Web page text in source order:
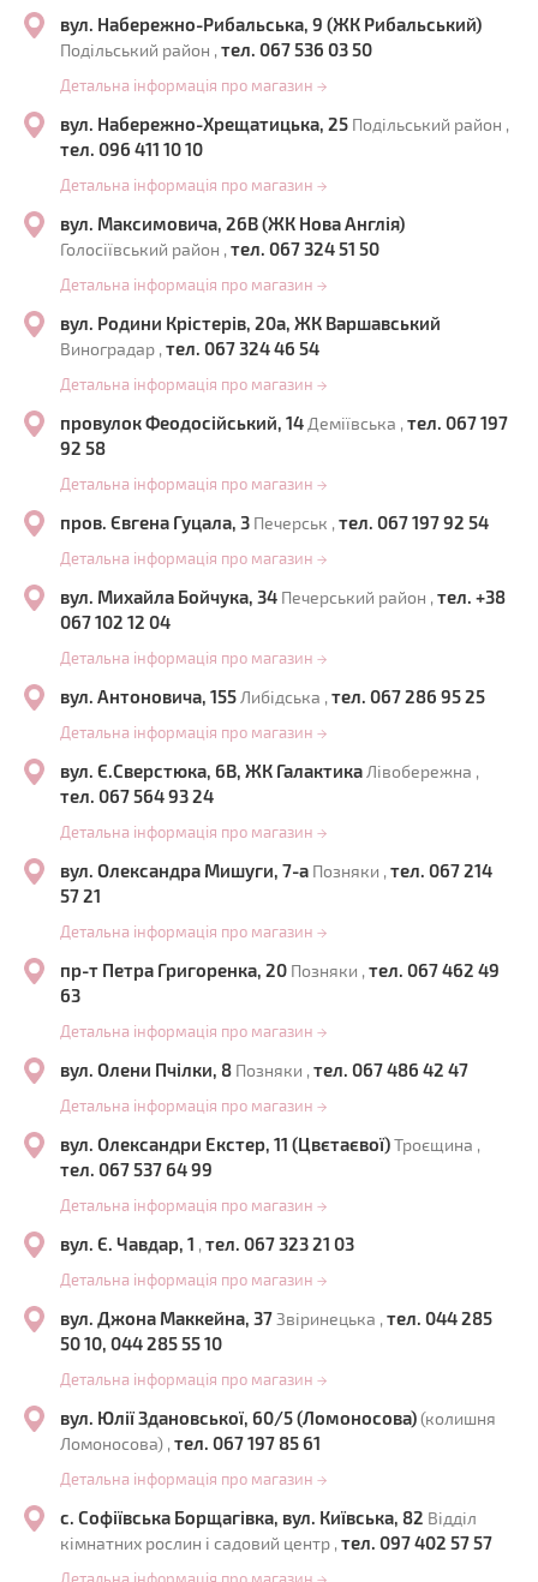
вул. Набережно-Рибальська, 9 (ЖК Рибальський)
Подільський район , тел. 067 536 03 50
Детальна інформація про магазин →
вул. Набережно-Хрещатицька, 25 Подільський район ,
тел. 096 411 10 10
Детальна інформація про магазин →
вул. Максимовича, 26В (ЖК Нова Англія)
Голосіївський район , тел. 067 324 51 50
Детальна інформація про магазин →
вул. Родини Крістерів, 20а, ЖК Варшавський
Виноградар , тел. 067 324 46 54
Детальна інформація про магазин →
провулок Феодосійський, 14 Деміївська , тел. 067 197
92 58
Детальна інформація про магазин →
пров. Євгена Гуцала, 3 Печерськ , тел. 067 197 92 54
Детальна інформація про магазин →
вул. Михайла Бойчука, 34 Печерський район , тел. +38
067 102 12 04
Детальна інформація про магазин →
вул. Антоновича, 155Либідська , тел. 067 286 95 25
Детальна інформація про магазин →
вул. Є.Сверстюка, 6В, ЖК ГалактикаЛівобережна ,
тел. 067 564 93 24
Детальна інформація про магазин →
вул. Олександра Мишуги, 7-а Позняки , тел. 067 214
57 21
Детальна інформація про магазин →
пр-т Петра Григоренка, 20 Позняки , тел. 067 462 49
63
Детальна інформація про магазин →
вул. Олени Пчілки, 8 Позняки , тел. 067 486 42 47
Детальна інформація про магазин →
вул. Олександри Екстер, 11 (Цвєтаєвої)Троєщина ,
тел. 067 537 64 99
Детальна інформація про магазин →
вул. Є. Чавдар, 1 , тел. 067 323 21 03
Детальна інформація про магазин →
вул. Джона Маккейна, 37 Звіринецька , тел. 044 285
50 10, 044 285 55 10
Детальна інформація про магазин →
вул. Юлії Здановської, 60/5 (Ломоносова)(колишня
Ломоносова) , тел. 067 197 85 61
Детальна інформація про магазин →
с. Софіївська Борщагівка, вул. Київська, 82 Відділ
кімнатних рослин і садовий центр , тел. 097 402 57 57